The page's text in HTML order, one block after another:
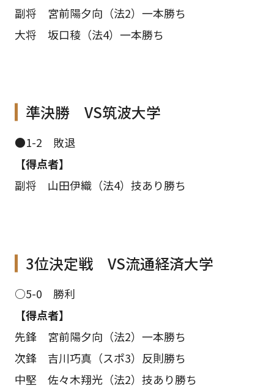
副将 宮前陽夕向（法2）一本勝ち
大将 坂口稜（法4）一本勝ち
準決勝 VS筑波大学
●1-2 敗退
【得点者】
副将 山田伊織（法4）技あり勝ち
3位決定戦 VS流通経済大学
○5-0 勝利
【得点者】
先鋒 宮前陽夕向（法2）一本勝ち
次鋒 吉川巧真（スポ3）反則勝ち
中堅 佐々木翔光（法2）技あり勝ち